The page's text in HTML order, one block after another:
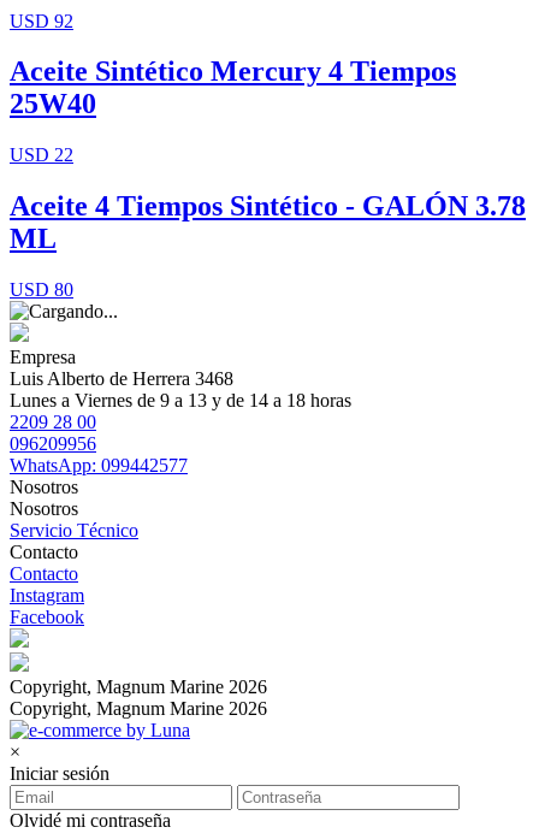
USD 92
Aceite Sintético Mercury 4 Tiempos
25W40
USD 22
Aceite 4 Tiempos Sintético - GALÓN 3.78
ML
USD 80
Empresa
Luis Alberto de Herrera 3468
Lunes a Viernes de 9 a 13 y de 14 a 18 horas
2209 28 00
096209956
WhatsApp: 099442577
Nosotros
Nosotros
Servicio Técnico
Contacto
Contacto
Instagram
Facebook
Copyright, Magnum Marine 2026
Copyright, Magnum Marine 2026
×
Iniciar sesión
Olvidé mi contraseña